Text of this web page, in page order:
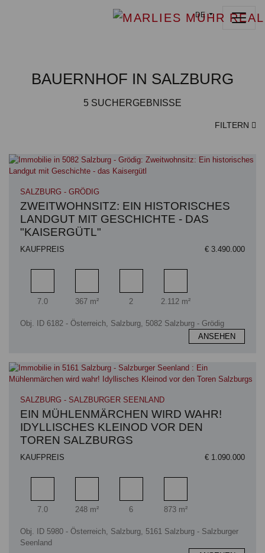
DE
BAUERNHOF IN SALZBURG
5 SUCHERGEBNISSE
FILTERN
SALZBURG - GRÖDIG
ZWEITWOHNSITZ: EIN HISTORISCHES
LANDGUT MIT GESCHICHTE - DAS
"KAISERGÜTL"
KAUFPREIS € 3.490.000
Zimmer
7.0
Wohnfläche
367 m²
Badezimmer
2
Grundstücksfläche
2.112 m²
Obj. ID 6182 - Österreich, Salzburg, 5082 Salzburg - Grödig
ANSEHEN
SALZBURG - SALZBURGER SEENLAND
EIN MÜHLENMÄRCHEN WIRD WAHR!
IDYLLISCHES KLEINOD VOR DEN
TOREN SALZBURGS
KAUFPREIS € 1.090.000
Zimmer
7.0
Wohnfläche
248 m²
Badezimmer
6
Grundstücksfläche
873 m²
Obj. ID 5980 - Österreich, Salzburg, 5161 Salzburg - Salzburger
Seenland